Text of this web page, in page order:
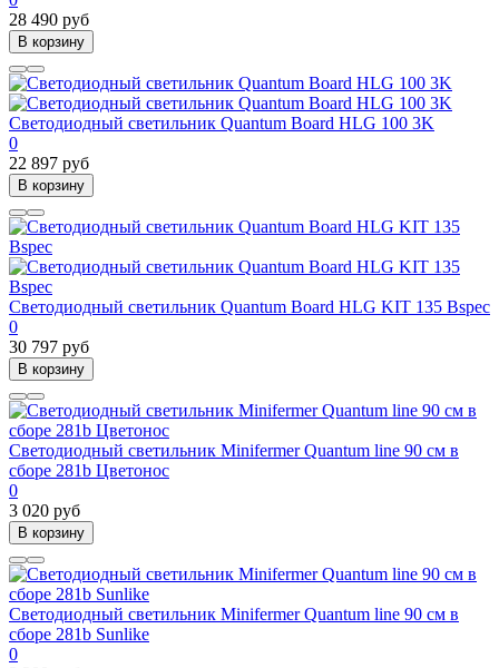
28 490 руб
В корзину
Светодиодный светильник Quantum Board HLG 100 3K
0
22 897 руб
В корзину
Светодиодный светильник Quantum Board HLG KIT 135 Bspec
0
30 797 руб
В корзину
Светодиодный светильник Minifermer Quantum line 90 см в
сборе 281b Цветонос
0
3 020 руб
В корзину
Светодиодный светильник Minifermer Quantum line 90 см в
сборе 281b Sunlike
0